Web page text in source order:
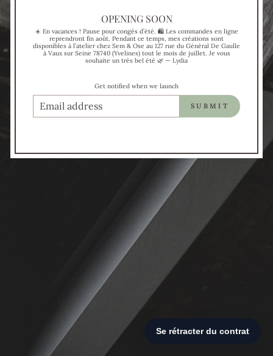
OPENING SOON
☀️ En vacances ! Pause pour congés d’été. 🛍 Les commandes en ligne
reprendront fin août. Pendant ce temps, mes créations sont
disponibles à l’atelier chez Sem & Ose au 127 rue du Général De Gaulle
à Vaux sur Seine 78740 (Yvelines) tout le mois de juillet. Je vous
souhaite un très bel été 🌿 — Lydia
Get notified when we launch
COURRIEL
SUBMIT